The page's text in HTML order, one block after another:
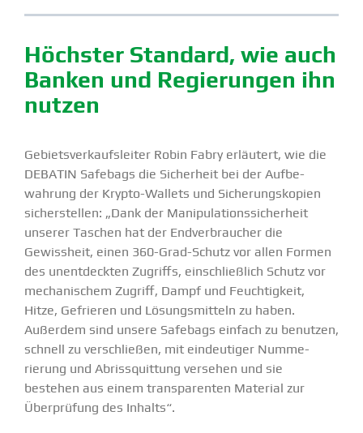
Höchster Standard, wie auch
Banken und Regie­rungen ihn
nutzen
Gebiets­ver­kaufs­leiter Robin Fabry erläutert, wie die
DEBATIN Safebags die Sicherheit bei der Aufbe­
wahrung der Krypto-Wallets und Siche­rungs­kopien
sicher­stellen: „Dank der Manipu­la­ti­ons­si­cherheit
unserer Taschen hat der Endver­braucher die
Gewissheit, einen 360-Grad-Schutz vor allen Formen
des unent­deckten Zugriffs, einschließlich Schutz vor
mecha­ni­schem Zugriff, Dampf und Feuch­tigkeit,
Hitze, Gefrieren und Lösungs­mitteln zu haben.
Außerdem sind unsere Safebags einfach zu benutzen,
schnell zu verschließen, mit eindeu­tiger Numme­
rierung und Abriss­quittung versehen und sie
bestehen aus einem trans­pa­renten Material zur
Überprüfung des Inhalts“.